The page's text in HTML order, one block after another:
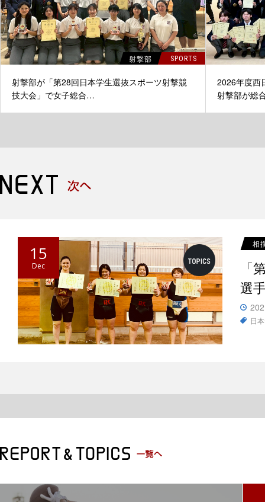
射撃部 SPORTS
射撃部が「第28回日本学生選抜スポーツ射撃競
技大会」で女子総合…
2026年度
射撃部が総
15
Dec
相
「
選
日